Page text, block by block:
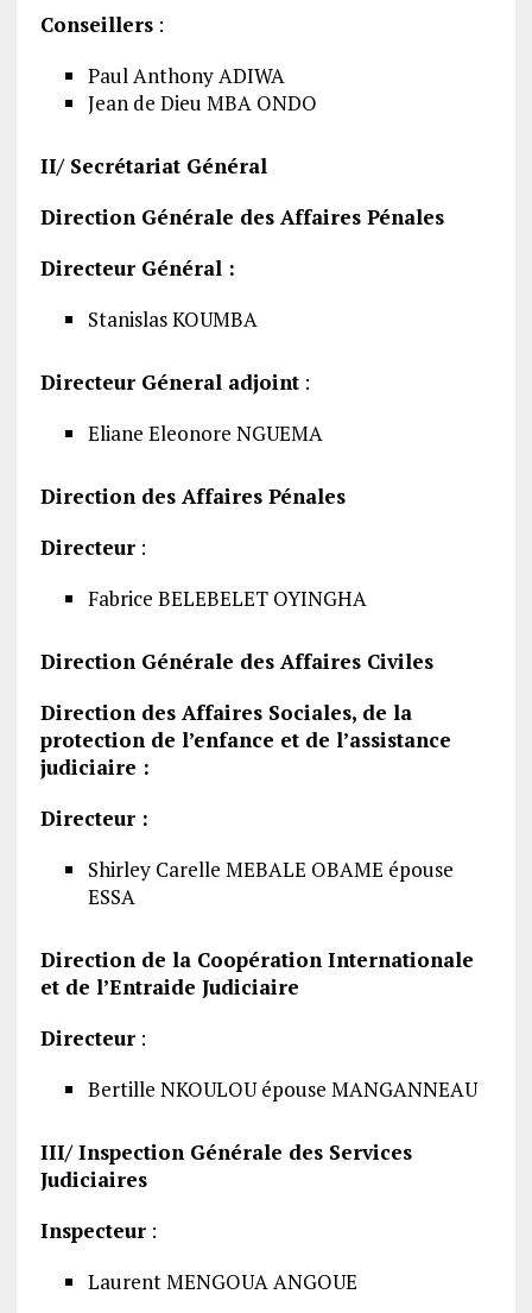
Conseillers:
Paul Anthony ADIWA
Jean de Dieu MBA ONDO
II/ Secrétariat Général
Direction Générale des Affaires Pénales
Directeur Général :
Stanislas KOUMBA
Directeur Géneral adjoint:
Eliane Eleonore NGUEMA
Direction des Affaires Pénales
Directeur:
Fabrice BELEBELET OYINGHA
Direction Générale des Affaires Civiles
Direction des Affaires Sociales, de la
protection de l’enfance et de l’assistance
judiciaire :
Directeur :
Shirley Carelle MEBALE OBAME épouse
ESSA
Direction de la Coopération Internationale
et de l’Entraide Judiciaire
Directeur:
Bertille NKOULOU épouse MANGANNEAU
III/ Inspection Générale des Services
Judiciaires
Inspecteur:
Laurent MENGOUA ANGOUE